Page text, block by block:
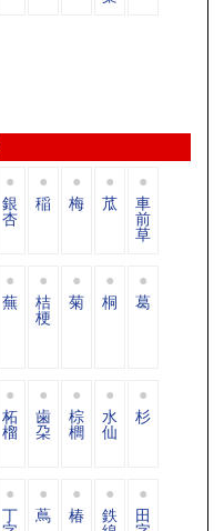
銀
杏
稲 梅 苽 車
前
草
蕪 桔
梗
菊 桐 葛
柘
榴
歯
朶
棕
櫚
水
仙
杉
丁 蔦 椿 鉄 田